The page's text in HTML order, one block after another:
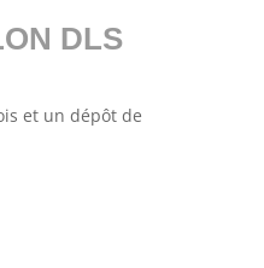
DLS
et un dépôt de